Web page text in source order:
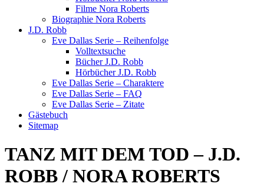
Filme Nora Roberts
Biographie Nora Roberts
J.D. Robb
Eve Dallas Serie – Reihenfolge
Volltextsuche
Bücher J.D. Robb
Hörbücher J.D. Robb
Eve Dallas Serie – Charaktere
Eve Dallas Serie – FAQ
Eve Dallas Serie – Zitate
Gästebuch
Sitemap
TANZ MIT DEM TOD – J.D.
ROBB / NORA ROBERTS